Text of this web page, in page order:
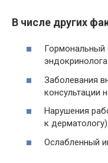
В числе других
Гормональный
Заболевания
консультации
Нарушения
к дерматологу)
Ослабленный